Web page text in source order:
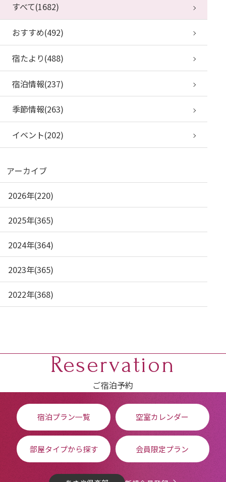
すべて(1682)
おすすめ(492)
宿たより(488)
宿泊情報(237)
季節情報(263)
イベント(202)
アーカイブ
2026年(220)
2025年(365)
2024年(364)
2023年(365)
2022年(368)
Reservation
ご宿泊予約
宿泊プラン一覧 空室カレンダー
部屋タイプから探す 会員限定プラン